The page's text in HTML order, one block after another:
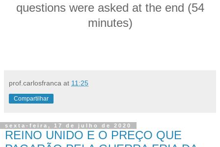
questions were asked at the end (54
minutes)
prof.carlosfranca at 11:25
Compartilhar
sexta-feira, 17 de julho de 2020
REINO UNIDO E O PREÇO QUE